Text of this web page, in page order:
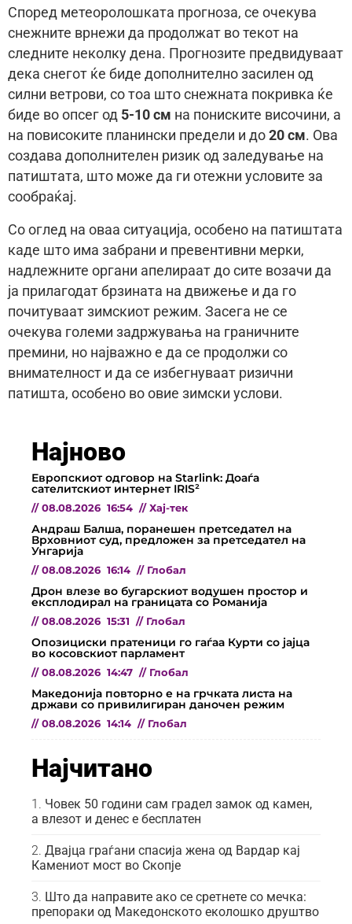
Според метеоролошката прогноза, се очекува
снежните врнежи да продолжат во текот на
следните неколку дена. Прогнозите предвидуваат
дека снегот ќе биде дополнително засилен од
силни ветрови, со тоа што снежната покривка ќе
биде во опсег од 5-10 см на пониските височини, а
на повисоките планински предели и до 20 см. Ова
создава дополнителен ризик од заледување на
патиштата, што може да ги отежни условите за
сообраќај.
Со оглед на оваа ситуација, особено на патиштата
каде што има забрани и превентивни мерки,
надлежните органи апелираат до сите возачи да
ја прилагодат брзината на движење и да го
почитуваат зимскиот режим. Засега не се
очекува големи задржувања на граничните
премини, но најважно е да се продолжи со
внимателност и да се избегнуваат ризични
патишта, особено во овие зимски услови.
Најново
Европскиот одговор на Starlink: Доаѓа
сателитскиот интернет IRIS²
// 08.08.2026 16:54 // Хај-тек
Андраш Балша, поранешен претседател на
Врховниот суд, предложен за претседател на
Унгарија
// 08.08.2026 16:14 // Глобал
Дрон влезе во бугарскиот водушен простор и
експлодирал на границата со Романија
// 08.08.2026 15:31 // Глобал
Опозициски пратеници го гаѓаа Курти со јајца
во косовскиот парламент
// 08.08.2026 14:47 // Глобал
Македонија повторно е на грчката листа на
држави со привилигиран даночен режим
// 08.08.2026 14:14 // Глобал
Најчитано
Човек 50 години сам градел замок од камен,
а влезот и денес е бесплатен
Двајца граѓани спасија жена од Вардар кај
Камениот мост во Скопје
Што да направите ако се сретнете со мечка:
препораки од Македонското еколошко друштво